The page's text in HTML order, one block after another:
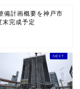
備計画概要を神戸市
完成予定